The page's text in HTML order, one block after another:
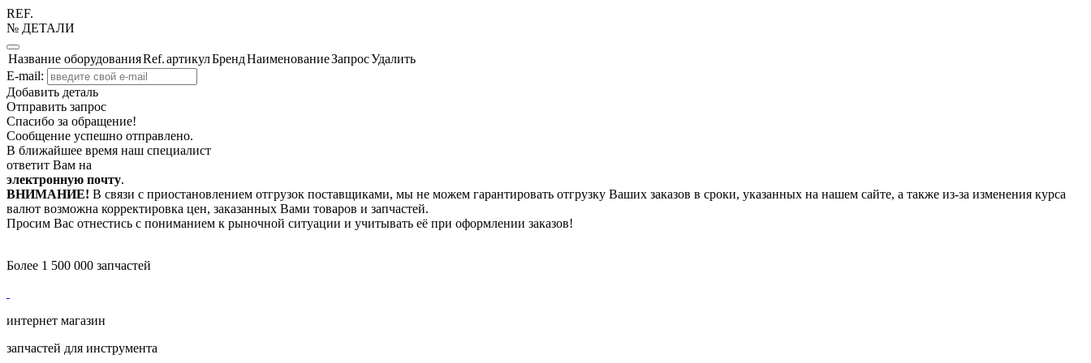
REF.
№ ДЕТАЛИ
Название оборудованияRef.артикулБрендНаименованиеЗапросУдалить
E-mail:
Добавить деталь
Отправить запрос
Спасибо за обращение!
Сообщение успешно отправлено.
В ближайшее время наш специалист
ответит Вам на
электронную почту.
ВНИМАНИЕ! В связи с приостановлением отгрузок поставщиками, мы не можем гарантировать отгрузку Ваших заказов в сроки, указанных на нашем сайте, а также из-за изменения курса
валют возможна корректировка цен, заказанных Вами товаров и запчастей.
Просим Вас отнестись с пониманием к рыночной ситуации и учитывать её при оформлении заказов!
Более 1 500 000 запчастей
интернет магазин
запчастей для инструмента